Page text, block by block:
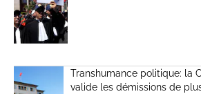
Transhumance politique: la
valide les démissions de